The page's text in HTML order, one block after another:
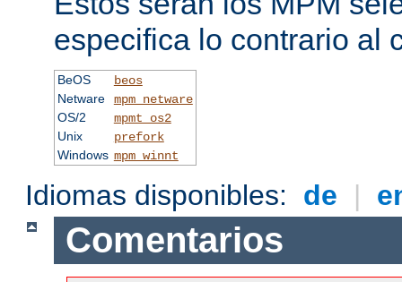
especifica lo contrario al
BeOS
beos
Netware
mpm_netware
OS/2
mpmt_os2
Unix
prefork
Windows mpm_winnt
Idiomas disponibles: de |
Comentarios